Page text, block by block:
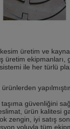
üretim ve
üretim ekipmanları,
ile her türlü
güvenliğini
ürün kalitesi
zengin, iyi satış
yoluyla tüm